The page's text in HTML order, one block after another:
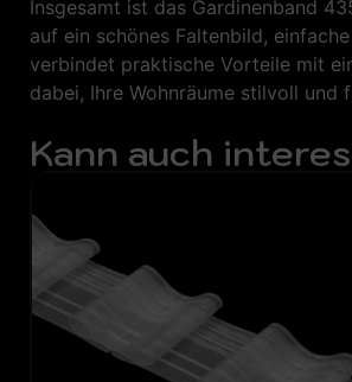
Insgesamt ist das Gardinenband
auf ein schönes Faltenbild,
verbindet praktische Vorteile mit
dabei, Ihre Wohnräume stilvoll und
Kann auch